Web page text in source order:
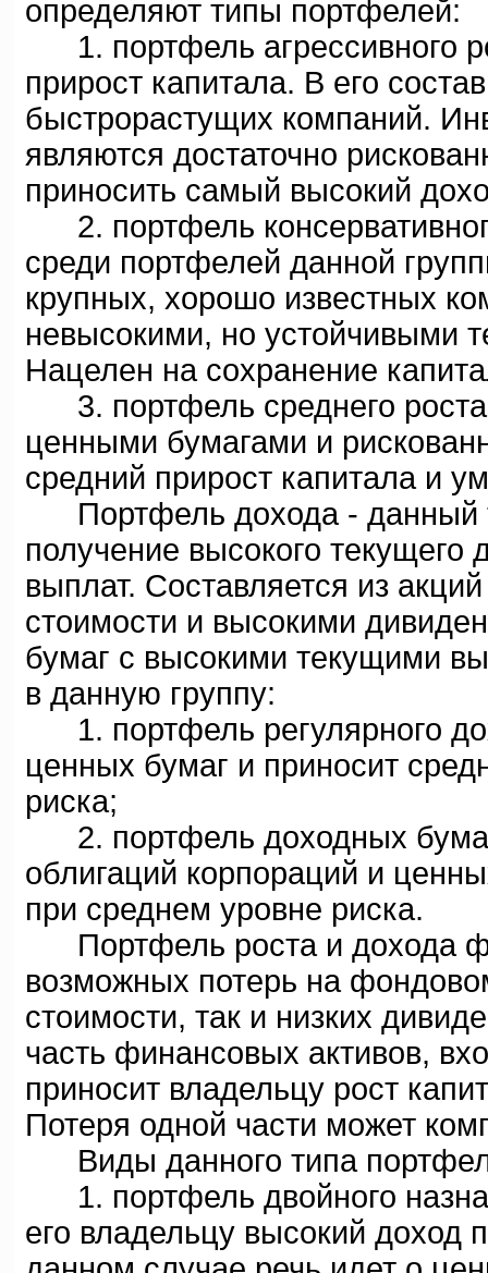
определяют типы портфелей:
1. портфель агрессивного
прирост капитала. В его
быстрорастущих компаний.
являются достаточно
приносить самый высокий
2. портфель
среди портфелей данной
крупныx, хорошо известных
невысокими, но устойчивыми
Нацелен на сохранение
3. портфель среднего
ценными бумагами и
средний прирост капитала и
Портфель дохода - данный
получение высокого
выплат. Составляется из
стоимости и высокими
бумаг с высокими текущими
в данную группу:
1. портфель регулярного
ценных бумаг и приносит
риска;
2. портфель доходных
облигаций корпораций и
при среднем уровне риска.
Портфель роста и дохода
возможных потерь на
стоимости, так и низких
часть финансовых активов,
приносит владельцу рост
Потеря одной части может
Виды данного типа
1. портфель двойного
его владельцу высокий доход